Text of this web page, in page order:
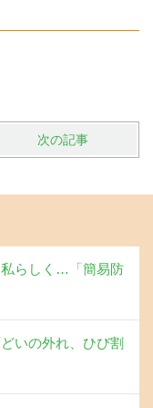
次の記事
らしく…「簡易防
いの外れ、ひび割